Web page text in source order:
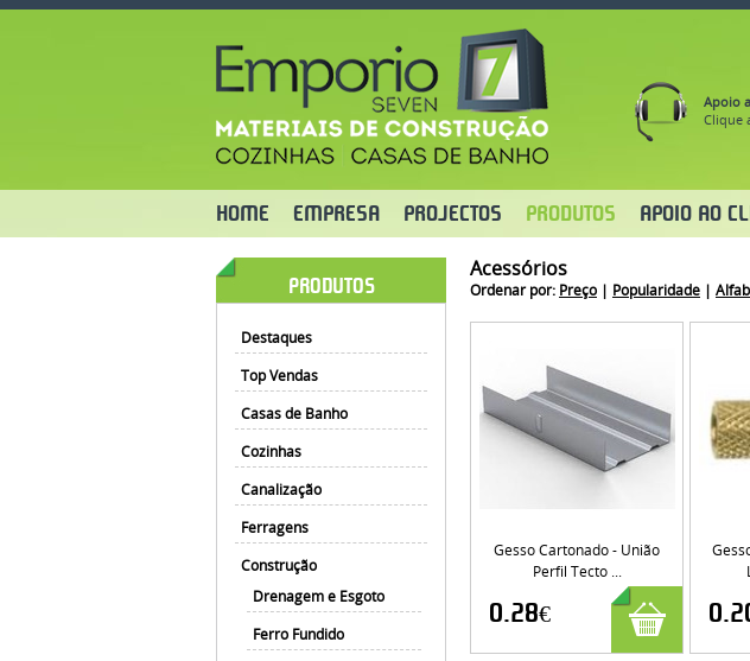
Apoio
Clique
HOME EMPRESA PROJECTOS PRODUTOS APOIO AO
PRODUTOS
Destaques
Top Vendas
Casas de Banho
Cozinhas
Canalização
Ferragens
Construção
Drenagem e Esgoto
Ferro Fundido
Acessórios
Ordenar por: Preço | Popularidade |
Gesso Cartonado - União
Perfil Tecto ...
0.28€